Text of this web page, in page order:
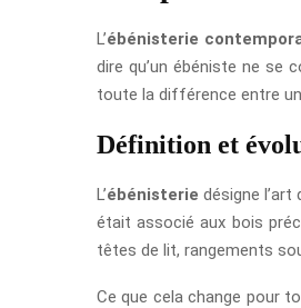
L’ébénisterie
dire qu’un ébéniste ne se
toute la différence entre un
Définition et
L’ébénisterie désigne
était associé aux bois
têtes de lit, rangements
Ce que cela change pour